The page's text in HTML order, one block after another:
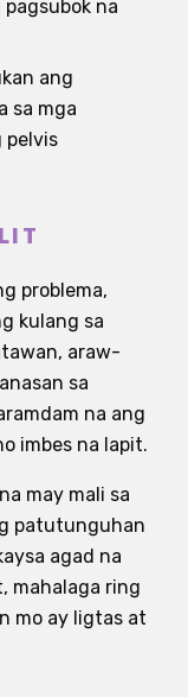
na
ang
sa mga
pelvis
problema,
kulang sa
araw-
sa
na ang
imbes na lapit.
may mali sa
patutunguhan
agad na
mahalaga ring
mo ay ligtas at